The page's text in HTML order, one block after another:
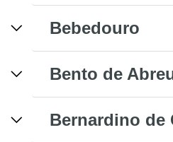
Bebedouro
Bento de
Bernardino de